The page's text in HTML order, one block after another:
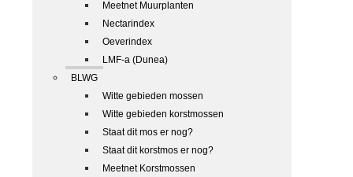
Meetnet Muurplanten
Nectarindex
Oeverindex
LMF-a (Dunea)
BLWG
Witte gebieden mossen
Witte gebieden korstmossen
Staat dit mos er nog?
Staat dit korstmos er nog?
Meetnet Korstmossen